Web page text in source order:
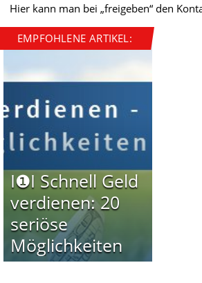
Hier kann man bei „freigeben“ den
EMPFOHLENE ARTIKEL:
I❶I Schnell Geld
verdienen: 20
seriöse
Möglichkeiten